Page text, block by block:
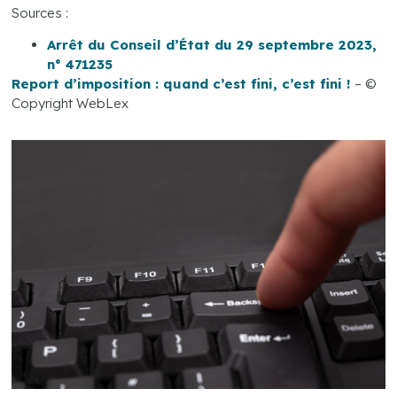
Sources :
Arrêt du Conseil d’État du 29 septembre 2023,
n° 471235
Report d’imposition : quand c’est fini, c’est fini ! – ©
Copyright WebLex